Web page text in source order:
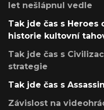
let nešlápnul vedle
Tak jde čas s Heroes
historie kultovní
Tak jde čas s
strategie
Tak jde čas s
Závislost na